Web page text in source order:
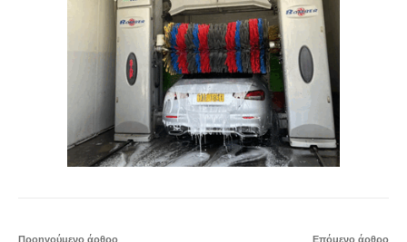
Προηγούμενο άρθρο Επόμενο άρθρο